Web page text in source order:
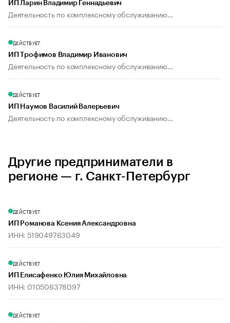
ИП Ларин Владимир Геннадьевич
Деятельность по комплексному обслуживанию...
ДЕЙСТВУЕТ
ИП Трофимов Владимир Иванович
Деятельность по комплексному обслуживанию...
ДЕЙСТВУЕТ
ИП Наумов Василий Валерьевич
Деятельность по комплексному обслуживанию...
Другие предприниматели в
регионе — г. Санкт-Петербург
ДЕЙСТВУЕТ
ИП Романова Ксения Александровна
ИНН: 519049763049
ДЕЙСТВУЕТ
ИП Елисафенко Юлия Михайловна
ИНН: 010506378097
ДЕЙСТВУЕТ